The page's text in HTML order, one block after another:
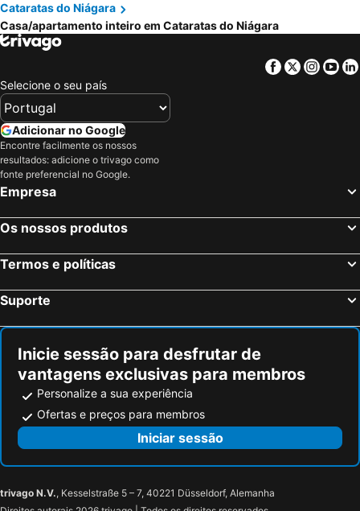
Cataratas do Niágara
Casa/apartamento inteiro em Cataratas do Niágara
Facebook
Twitter
Selecione o seu país
Adicionar no Google
Encontre facilmente os nossos
resultados: adicione o trivago como
fonte preferencial no Google.
Empresa
Os nossos produtos
Termos e políticas
Suporte
Inicie sessão para desfrutar de
vantagens exclusivas para membros
Personalize a sua experiência
Ofertas e preços para membros
Iniciar sessão
trivago N.V., Kesselstraße 5 – 7, 40221 Düsseldorf, Alemanha